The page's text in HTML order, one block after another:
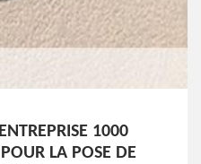
1000
LA POSE DE